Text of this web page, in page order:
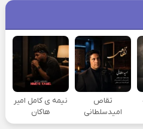
تقاص
امیدسلطانی
نیمه ی کامل امیر
هاکان